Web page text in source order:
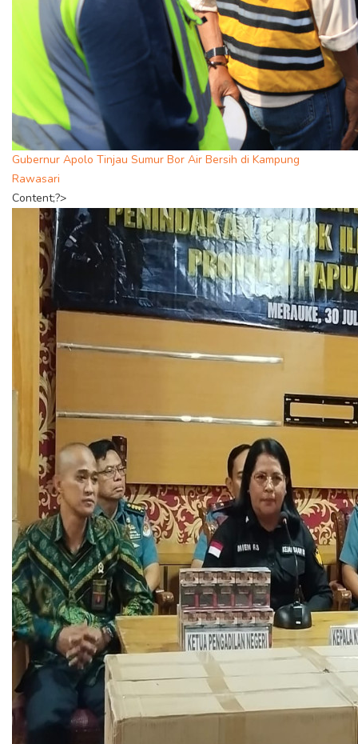
Gubernur Apolo Tinjau Sumur Bor Air Bersih di Kampung
Rawasari
Content;?>